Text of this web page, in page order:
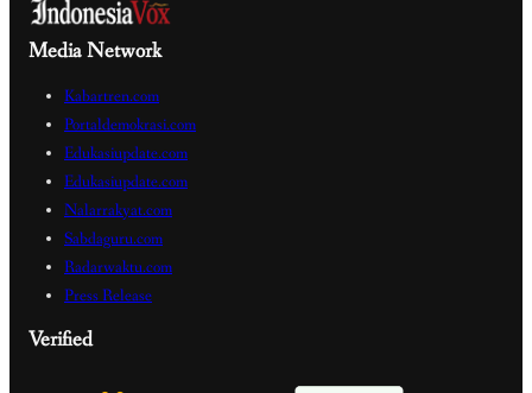
Media Network
Kabartren.com
Portaldemokrasi.com
Edukasiupdate.com
Edukasiupdate.com
Nalarrakyat.com
Sabdaguru.com
Radarwaktu.com
Press Release
Verified